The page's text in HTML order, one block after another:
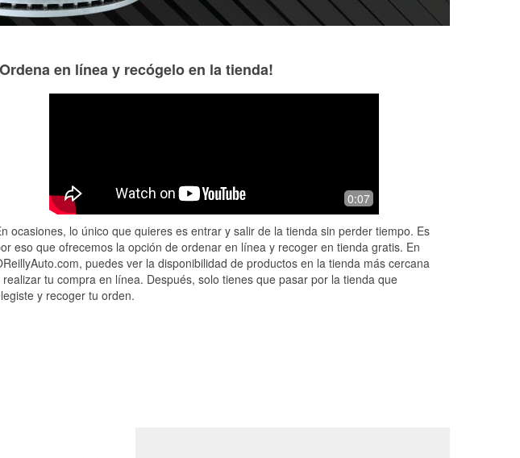
is my go to guy for everything!
en línea y recógelo en la tienda!
0:07
ocasiones, lo único que quieres es entrar y salir de la tienda sin perder tiempo. Es
eso que ofrecemos la opción de ordenar en línea y recoger en tienda gratis. En
puedes ver la disponibilidad de productos en la tienda más cercana
realizar tu compra en línea. Después, solo tienes que pasar por la tienda que
y recoger tu orden.